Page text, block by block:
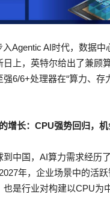
入Agentic AI时代，数据
日上，英特尔给出了兼
强6/6+处理器在“算力、
的增长： CPU强势回归，
到中国，AI算力需求经历
年，企业场景中的活
也是行业对构建以CPU为